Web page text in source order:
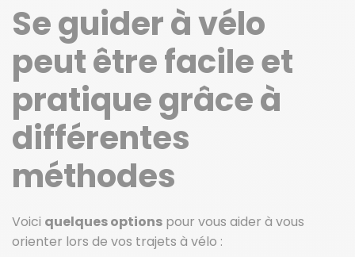
Se guider à vélo
peut être facile et
pratique grâce à
différentes
méthodes
Voici quelques options pour vous aider à vous
orienter lors de vos trajets à vélo :